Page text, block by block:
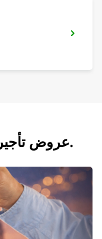
عروض تأجير السيارات والحافلات اليوم.